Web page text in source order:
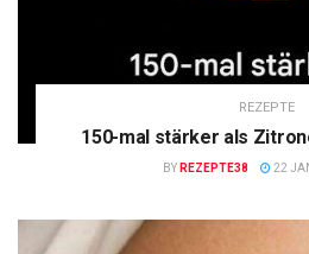
REZEPTE
150-mal stärker als
BY REZEPTE38 22